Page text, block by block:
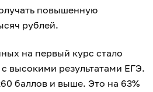
повышенную
рублей.
на первый курс стало
высокими результатами ЕГЭ.
баллов и выше. Это на 63%